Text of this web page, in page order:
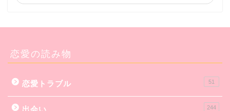
恋愛の読み物
恋愛トラブル 51
出会い 244